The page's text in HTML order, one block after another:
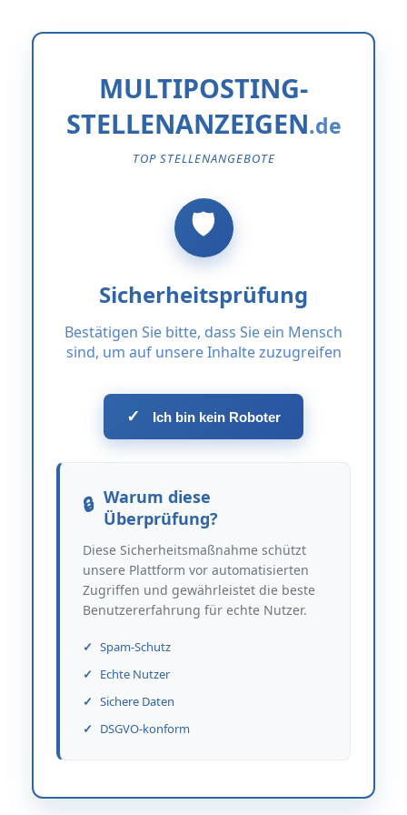
MULTIPOSTING-
STELLENANZEIGEN
TOP STELLENANGEBOTE
Sicherheitsprüfung
Bestätigen Sie bitte, dass Sie ein Mensch
sind, um auf unsere Inhalte zuzugreifen
✓ Ich bin kein Roboter
Warum diese
Überprüfung?
Diese Sicherheitsmaßnahme schützt
unsere Plattform vor automatisierten
Zugriffen und gewährleistet die beste
Benutzererfahrung für echte Nutzer.
Spam-Schutz
Echte Nutzer
Sichere Daten
DSGVO-konform